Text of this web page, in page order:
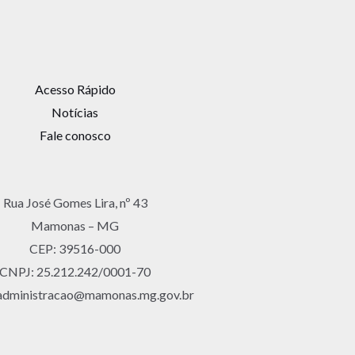
Acesso Rápido
Notícias
Fale conosco
Rua José Gomes Lira, nº 43
Mamonas – MG
CEP: 39516-000
CNPJ: 25.212.242/0001-70